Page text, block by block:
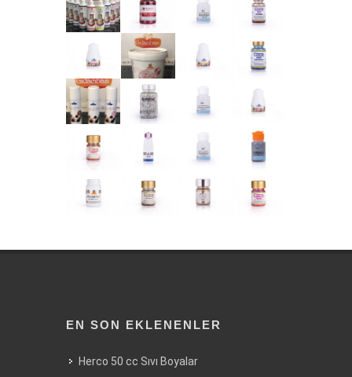
EN SON EKLENENLER
Herco 50 cc Sıvı Boyalar